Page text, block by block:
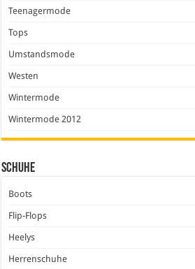
Teenagermode
Tops
Umstandsmode
Westen
Wintermode
Wintermode 2012
Schuhe
Boots
Flip-Flops
Heelys
Herrenschuhe